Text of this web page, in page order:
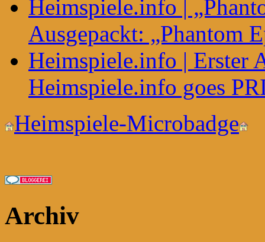
Heimspiele.info |
Ausgepackt: „Phantom
Heimspiele.info | Erster
Heimspiele.info goes
Heimspiele-Microbadge
Archiv